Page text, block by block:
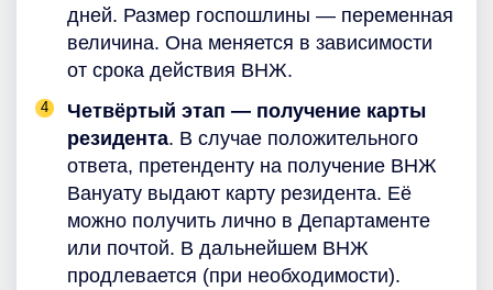
дней. Размер госпошлины — переменная
величина. Она меняется в зависимости
от срока действия ВНЖ.
Четвёртый этап — получение карты
резидента. В случае положительного
ответа, претенденту на получение ВНЖ
Вануату выдают карту резидента. Её
можно получить лично в Департаменте
или почтой. В дальнейшем ВНЖ
продлевается (при необходимости).